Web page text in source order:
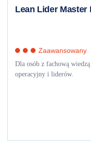
Lean Lider Master
Zaawansowany
Dla osób z fachową
operacyjny i liderów.